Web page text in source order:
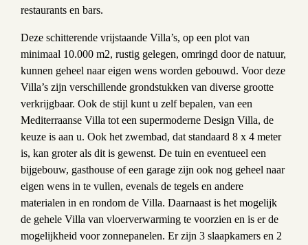
restaurants en bars.
Deze schitterende vrijstaande Villa’s, op een plot van
minimaal 10.000 m2, rustig gelegen, omringd door de natuur,
kunnen geheel naar eigen wens worden gebouwd. Voor deze
Villa’s zijn verschillende grondstukken van diverse grootte
verkrijgbaar. Ook de stijl kunt u zelf bepalen, van een
Mediterraanse Villa tot een supermoderne Design Villa, de
keuze is aan u. Ook het zwembad, dat standaard 8 x 4 meter
is, kan groter als dit is gewenst. De tuin en eventueel een
bijgebouw, gasthouse of een garage zijn ook nog geheel naar
eigen wens in te vullen, evenals de tegels en andere
materialen in en rondom de Villa. Daarnaast is het mogelijk
de gehele Villa van vloerverwarming te voorzien en is er de
mogelijkheid voor zonnepanelen. Er zijn 3 slaapkamers en 2